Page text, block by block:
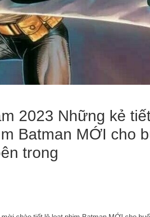
2023 Những kẻ
Batman MỚI cho
trong